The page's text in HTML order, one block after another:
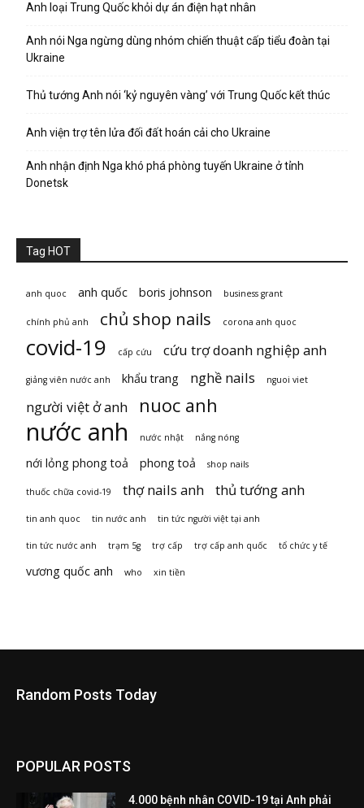
Anh loại Trung Quốc khỏi dự án điện hạt nhân
Anh nói Nga ngừng dùng nhóm chiến thuật cấp tiểu đoàn tại
Ukraine
Thủ tướng Anh nói ‘kỷ nguyên vàng’ với Trung Quốc kết thúc
Anh viện trợ tên lửa đối đất hoán cải cho Ukraine
Anh nhận định Nga khó phá phòng tuyến Ukraine ở tỉnh
Donetsk
Tag HOT
anh quoc anh quốc boris johnson business grant
chính phủ anh chủ shop nails corona anh quoc
covid-19 cấp cứu cứu trợ doanh nghiệp anh
giảng viên nước anh khẩu trang nghề nails nguoi viet
người việt ở anh nuoc anh
nước anh nước nhật nắng nóng
nới lỏng phong toả phong toả shop nails
thuốc chữa covid-19 thợ nails anh thủ tướng anh
tin anh quoc tin nước anh tin tức người việt tại anh
tin tức nước anh trạm 5g trợ cấp trợ cấp anh quốc tổ chức y tế
vương quốc anh who xin tiền
Random Posts Today
POPULAR POSTS
4.000 bệnh nhân COVID-19 tại Anh phải